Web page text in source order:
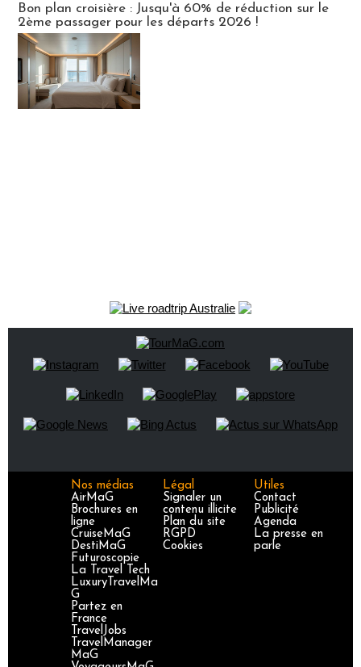
Bon plan croisière : Jusqu'à 60% de réduction sur le
2ème passager pour les départs 2026 !
Nos médias
AirMaG
Brochures en
ligne
CruiseMaG
DestiMaG
Futuroscopie
La Travel Tech
LuxuryTravelMa
G
Partez en
France
TravelJobs
TravelManager
MaG
Légal
Signaler un
contenu illicite
Plan du site
RGPD
Cookies
Utiles
Contact
Publicité
Agenda
La presse en
parle